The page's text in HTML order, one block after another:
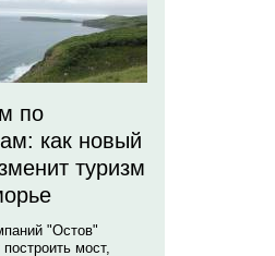
по
как новый
туризм
"Остов"
мост,